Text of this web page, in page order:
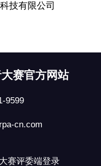
技有限公司
赛官方网站
9599
cn.com
大赛评委端登录